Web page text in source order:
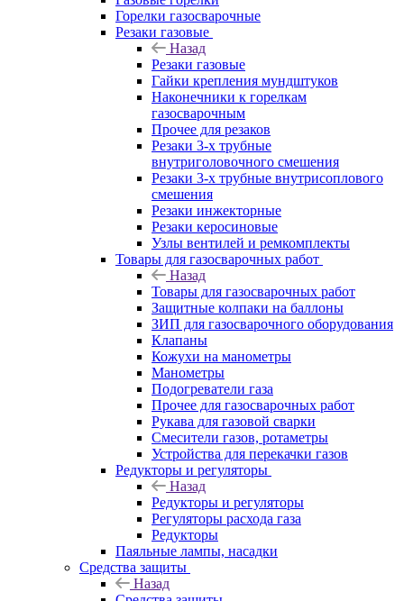
Горелки газосварочные
Резаки газовые
Назад
Резаки газовые
Гайки крепления мундштуков
Наконечники к горелкам
газосварочным
Прочее для резаков
Резаки 3-х трубные
внутриголовочного смешения
Резаки 3-х трубные внутрисоплового
смешения
Резаки инжекторные
Резаки керосиновые
Узлы вентилей и ремкомплекты
Товары для газосварочных работ
Назад
Товары для газосварочных работ
Защитные колпаки на баллоны
ЗИП для газосварочного оборудования
Клапаны
Кожухи на манометры
Манометры
Подогреватели газа
Прочее для газосварочных работ
Рукава для газовой сварки
Смесители газов, ротаметры
Устройства для перекачки газов
Редукторы и регуляторы
Назад
Редукторы и регуляторы
Регуляторы расхода газа
Редукторы
Паяльные лампы, насадки
Средства защиты
Назад